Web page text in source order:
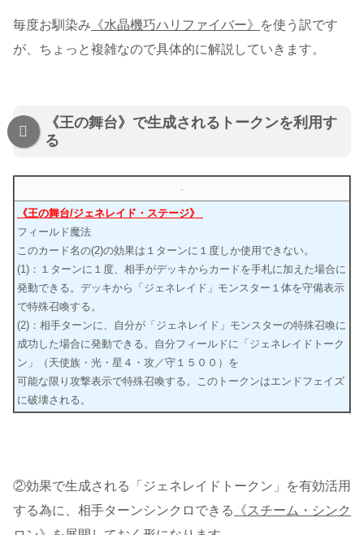
毎度お馴染み 《水晶機巧ハリファイバー》
を使う訳です
が、ちょっと複雑なので具体的に解説していきます。
《王の舞台》で生成されるトークンを利用す
る
《王の舞台/ジェネレイド・ステージ》
フィールド魔法
このカード名の(2)の効果は１ターンに１度しか使用できない。
(1)：１ターンに１度、相手がデッキからカードを手札に加えた場合に
発動できる。デッキから「ジェネレイド」モンスター１体を守備表示
で特殊召喚する。
(2)：相手ターンに、自分が「ジェネレイド」モンスターの特殊召喚に
成功した場合に発動できる。自分フィールドに「ジェネレイドトーク
ン」（天使族・光・星４・攻／守１５００）を
可能な限り攻撃表示で特殊召喚する。このトークンはエンドフェイズ
に破壊される。
②効果で生成される「ジェネレイドトークン」を有効活用
する為に、相手ターンシンクロできる
《スチーム・シンク